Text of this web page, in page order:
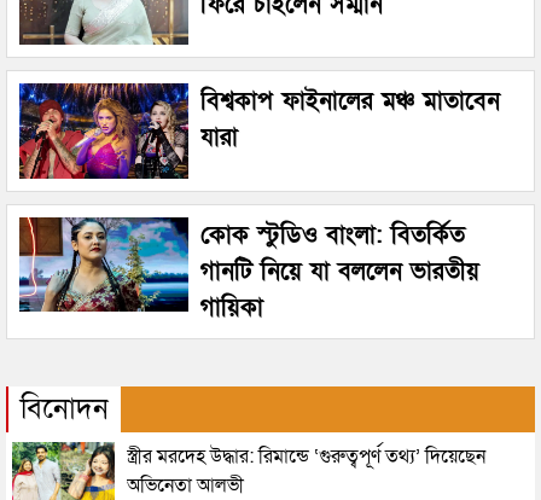
বিশ্বকাপ ফাইনালের মঞ্চ মাতাবেন
যারা
কোক স্টুডিও বাংলা: বিতর্কিত
গানটি নিয়ে যা বললেন ভারতীয়
গায়িকা
বিনোদন
স্ত্রীর মরদেহ উদ্ধার: রিমান্ডে ‘গুরুত্বপূর্ণ তথ্য’ দিয়েছেন
অভিনেতা আলভী